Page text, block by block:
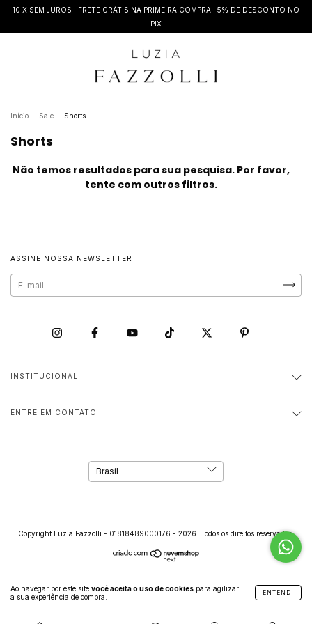
10 X SEM JUROS | FRETE GRÁTIS NA PRIMEIRA COMPRA | 5% DE DESCONTO NO
PIX
Ao navegar por este site você aceita o uso de cookies para agilizar
a sua experiência de compra.
ENTENDI
Início Sale Shorts
Shorts
Não temos resultados para sua pesquisa. Por favor,
tente com outros filtros.
ASSINE NOSSA NEWSLETTER
INSTITUCIONAL
ENTRE EM CONTATO
Copyright Luzia Fazzolli - 01818489000176 - 2026. Todos os direitos reservados.